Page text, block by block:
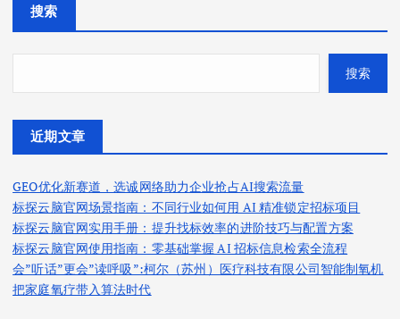
搜索
搜索
近期文章
GEO优化新赛道，选诚网络助力企业抢占AI搜索流量
标探云脑官网场景指南：不同行业如何用 AI 精准锁定招标项目
标探云脑官网实用手册：提升找标效率的进阶技巧与配置方案
标探云脑官网使用指南：零基础掌握 AI 招标信息检索全流程
会”听话”更会”读呼吸”:柯尔（苏州）医疗科技有限公司智能制氧机
把家庭氧疗带入算法时代